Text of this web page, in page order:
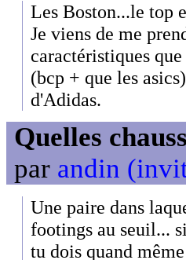
Les Boston...le top
Je viens de me
caractéristiques
(bcp + que les
d'Adidas.
Quelles
par andin
Une paire dans
footings au seuil...
tu dois quand